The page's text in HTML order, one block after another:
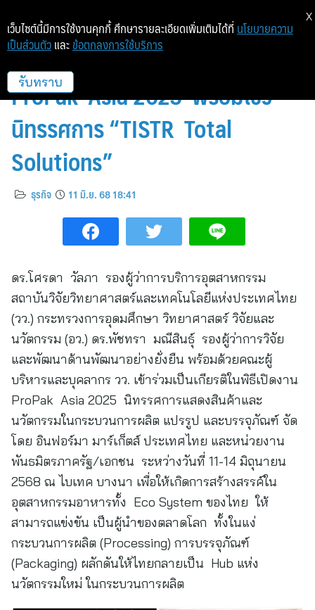
วว. ร่วมเป็นเกียรติในพิธีเปิด
ProPak Asia 2025 พร้อมโชว์
นิทรรศการ “TISTR Total
Solutions”
ธุรกิจ 11 มิ.ย. 68 18:41
ดร.โศรดา วัลภา รองผู้ว่าการบริการอุตสาหกรรม
สถาบันวิจัยวิทยาศาสตร์และเทคโนโลยีแห่งประเทศไทย
(วว.) กระทรวงการอุดมศึกษา วิทยาศาสตร์ วิจัยและ
นวัตกรรม (อว.) ดร.พัชทรา มณีสินธุ์ รองผู้ว่าการวิจัย
และพัฒนาด้านพัฒนาอย่างยั่งยืน พร้อมด้วยคณะผู้
บริหารและบุคลากร วว. เข้าร่วมเป็นเกียรติในพิธีเปิดงาน
ProPak Asia 2025 นิทรรศการแสดงสินค้าและ
นวัตกรรมในกระบวนการผลิต แปรรูป และบรรจุภัณฑ์ จัด
โดย อินฟอร์มา มาร์เก็ตส์ ประเทศไทย และหน่วยงาน
พันธมิตรภาครัฐ/เอกชน ระหว่างวันที่ 11-14 มิถุนายน
2568 ณ ไบเทค บางนา เพื่อให้เกิดการสร้างสรรค์ใน
อุตสาหกรรมอาหารทั้ง Eco System ของไทย ให้
สามารถแข่งขัน เป็นผู้นำของตลาดโลก ทั้งในแง่
กระบวนการผลิต (Processing) การบรรจุภัณฑ์
(Packaging) ผลักดันให้ไทยกลายเป็น Hub แห่ง
นวัตกรรมใหม่ ในกระบวนการผลิต
เว็บไซต์นี้มีการใช้งานคุกกี้ ศึกษารายละเอียดเพิ่มเติมได้ที่ นโยบายความ
เป็นส่วนตัว และ ข้อตกลงการใช้บริการ
รับทราบ
X